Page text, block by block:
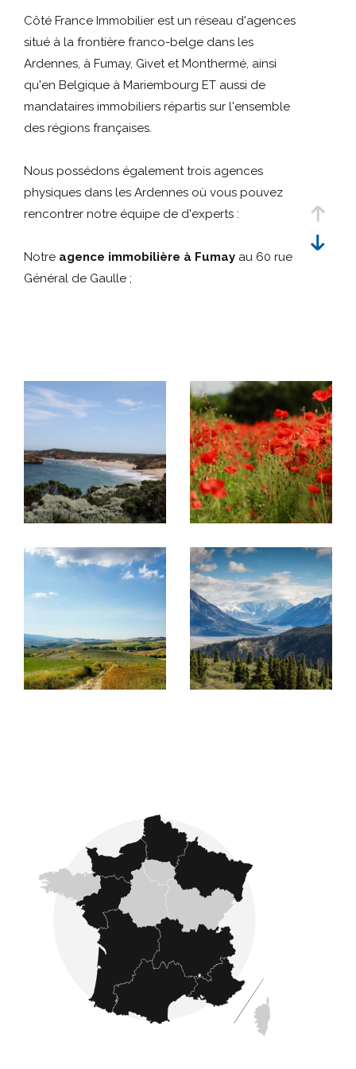
Côté France Immobilier est un réseau d'agences
situé à la frontière franco-belge dans les
Ardennes, à Fumay, Givet et Monthermé, ainsi
qu'en Belgique à Mariembourg ET aussi de
mandataires immobiliers répartis sur l'ensemble
des régions françaises.
Nous possédons également trois agences
physiques dans les Ardennes où vous pouvez
rencontrer notre équipe de d'experts :
Notre agence immobilière à Fumay au 60 rue
Général de Gaulle ;
Projet immobilier en France et en
Belgique, découvrez nos
prestations !
Acheter ou vendre un bien
Ce réseau a été créé pour
aider des
propriétaires à vendre leurs biens
immobiliers à une clientèle française mais
aussi internationaleet inversement pouraider
la clientèle étrangère à trouver le bien de
leurs rêves en France.
L'estimation immobilière
Avec Côté France Immobilier, faîtes confiance à
des experts en estimation immobilière. Après une
estimation immobilière réalisée par un de nos
experts, vous êtes sûr d'obtenir une
évaluation précise et fiablede la valeur de
votre bien avant de le mettre en vente.
critères
Rechercher